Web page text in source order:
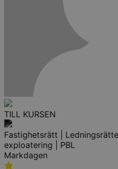
TILL KURSEN
Fastighetsrätt |
exploatering | PBL
Markdagen